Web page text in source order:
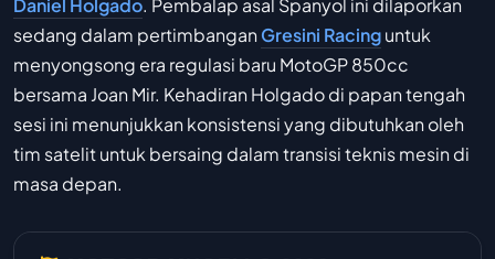
Daniel Holgado. Pembalap asal Spanyol ini dilaporkan
sedang dalam pertimbanganGresini Racinguntuk
menyongsong era regulasi baru MotoGP 850cc
bersama Joan Mir. Kehadiran Holgado di papan tengah
sesi ini menunjukkan konsistensi yang dibutuhkan oleh
tim satelit untuk bersaing dalam transisi teknis mesin di
masa depan.